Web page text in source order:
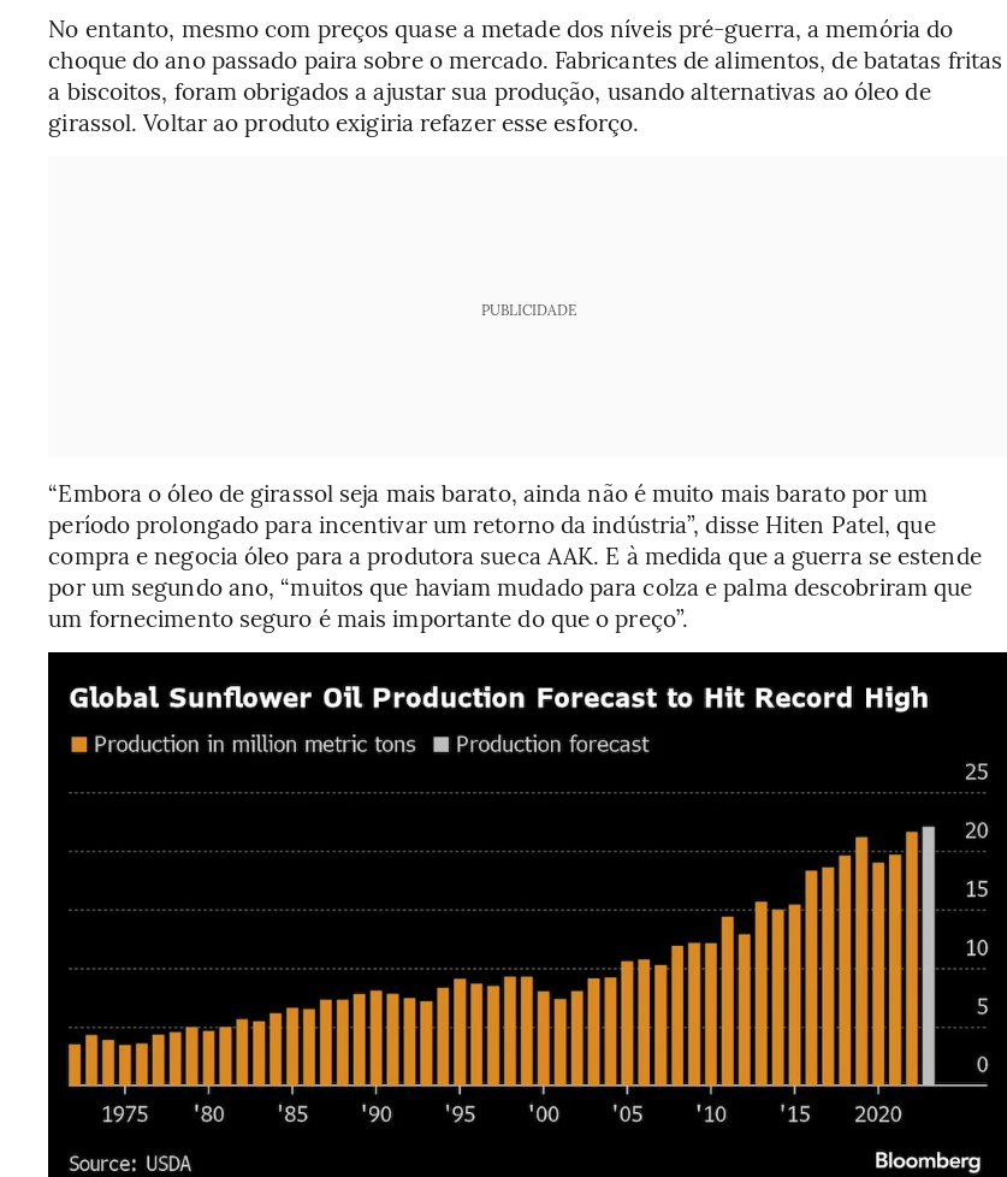
No entanto, mesmo com preços quase a metade dos níveis pré-guerra, a memória do
choque do ano passado paira sobre o mercado. Fabricantes de alimentos, de batatas fritas
a biscoitos, foram obrigados a ajustar sua produção, usando alternativas ao óleo de
girassol. Voltar ao produto exigiria refazer esse esforço.
PUBLICIDADE
“Embora o óleo de girassol seja mais barato, ainda não é muito mais barato por um
período prolongado para incentivar um retorno da indústria”, disse Hiten Patel, que
compra e negocia óleo para a produtora sueca AAK. E à medida que a guerra se estende
por um segundo ano, “muitos que haviam mudado para colza e palma descobriram que
um fornecimento seguro é mais importante do que o preço”.